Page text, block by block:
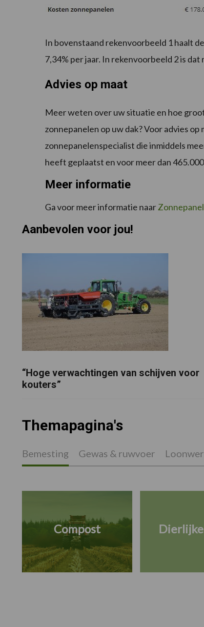
In bovenstaand rekenvoorbeeld 1 haalt
7,34% per jaar. In rekenvoorbeeld 2 is
Advies op maat
Meer weten over uw situatie en hoe
zonnepanelen op uw dak? Voor advies
zonnepanelenspecialist die inmiddels
heeft geplaatst en voor meer dan
Meer informatie
Ga voor meer informatie naar
Aanbevolen voor jou!
“Hoge verwachtingen van schijven voor
kouters”
Themapagina's
Bemesting Gewas & ruwvoer
Compost